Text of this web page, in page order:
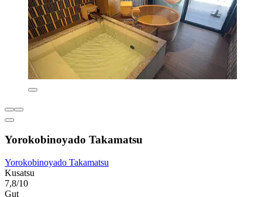
Yorokobinoyado Takamatsu
Yorokobinoyado Takamatsu
Kusatsu
7,8/10
Gut